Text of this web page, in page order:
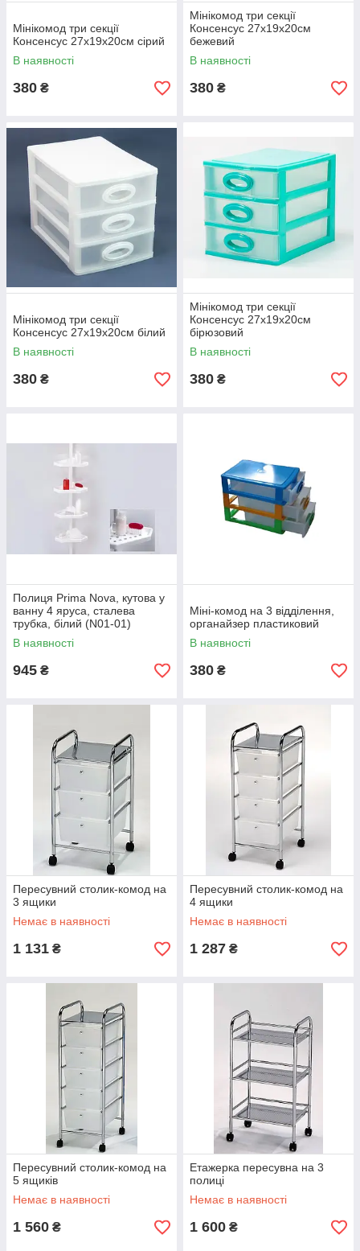
Мінікомод три секції
Консенсус 27х19х20см сірий
В наявності
380 ₴
Мінікомод три секції
Консенсус 27х19х20см
бежевий
В наявності
380 ₴
Мінікомод три секції
Консенсус 27х19х20см білий
В наявності
380 ₴
Мінікомод три секції
Консенсус 27х19х20см
бірюзовий
В наявності
380 ₴
Полиця Prima Nova, кутова у
ванну 4 яруса, сталева
трубка, білий (N01-01)
В наявності
945 ₴
Міні-комод на 3 відділення,
органайзер пластиковий
В наявності
380 ₴
Пересувний столик-комод на
3 ящики
Немає в наявності
1 131 ₴
Пересувний столик-комод на
4 ящики
Немає в наявності
1 287 ₴
Пересувний столик-комод на
5 ящиків
Немає в наявності
1 560 ₴
Етажерка пересувна на 3
полиці
Немає в наявності
1 600 ₴